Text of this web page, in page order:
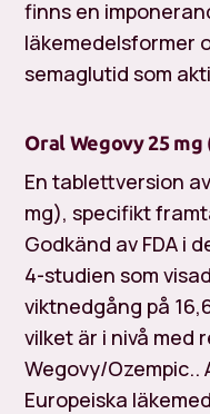
finns en
läkemedelsformer
semaglutid som
Oral Wegovy 25 mg
En tablettversion
mg), specifikt
Godkänd av FDA i
4-studien som
viktnedgång på
vilket är i nivå med
Wegovy/Ozempic..
Europeiska